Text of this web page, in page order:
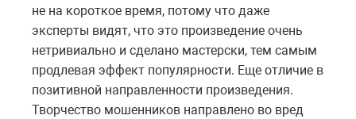
не на короткое время, потому что даже
эксперты видят, что это произведение очень
нетривиально и сделано мастерски, тем самым
продлевая эффект популярности. Еще отличие в
позитивной направленности произведения.
Творчество мошенников направлено во вред